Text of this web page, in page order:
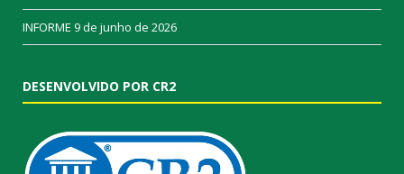
INFORME 9 de junho de 2026
DESENVOLVIDO POR CR2